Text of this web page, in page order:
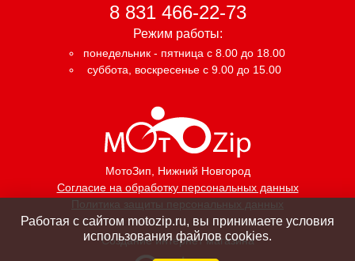
МотоЗип, Нижний Новгород
Согласие на обработку персональных данных
Политика защиты персональных данных
8 831 466-22-73
Режим работы:
понедельник - пятница с 8.00 до 18.00
суббота, воскресенье с 9.00 до 15.00
Создание интернет магазина
Работая с сайтом motozip.ru, вы принимаете условия
использования файлов cookies.